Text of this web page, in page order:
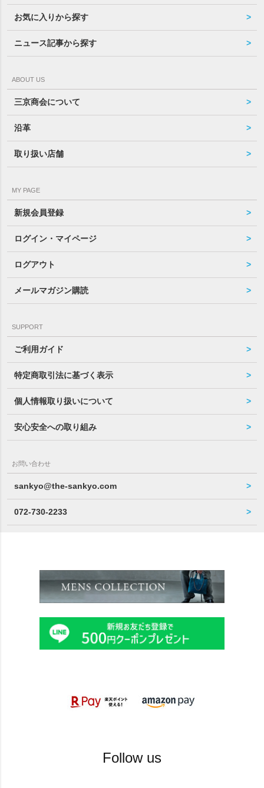
お気に入りから探す
ニュース記事から探す
ABOUT US
三京商会について
沿革
取り扱い店舗
MY PAGE
新規会員登録
ログイン・マイページ
ログアウト
メールマガジン購読
SUPPORT
ご利用ガイド
特定商取引法に基づく表示
個人情報取り扱いについて
安心安全への取り組み
お問い合わせ
sankyo@the-sankyo.com
072-730-2233
Follow us